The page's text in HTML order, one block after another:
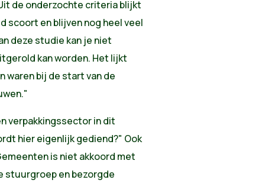
de onderzochte criteria blijkt
scoort en blijven nog heel veel
deze studie kan je niet
kan worden. Het lijkt
waren bij de start van de
verpakkingssector in dit
hier eigenlijk gediend?" Ook
is niet akkoord met
stuurgroep en bezorgde